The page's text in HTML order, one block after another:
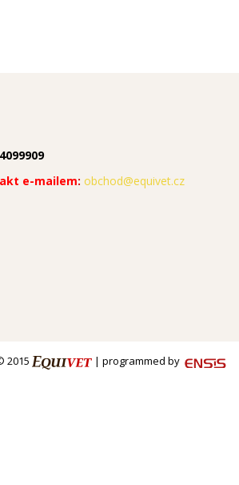
e-mailem: obchod@equivet.cz
2015 | programmed by